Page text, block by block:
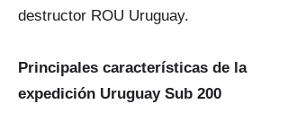
destructor ROU Uruguay.
Principales características de la
expedición Uruguay Sub 200